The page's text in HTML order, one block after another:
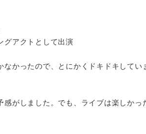
グアクトとして出演
かったので、とにかくドキドキしてい
がしました。でも、ライブは楽しかっ